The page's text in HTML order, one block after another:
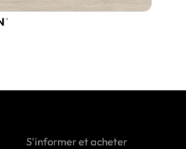
S'informer et acheter